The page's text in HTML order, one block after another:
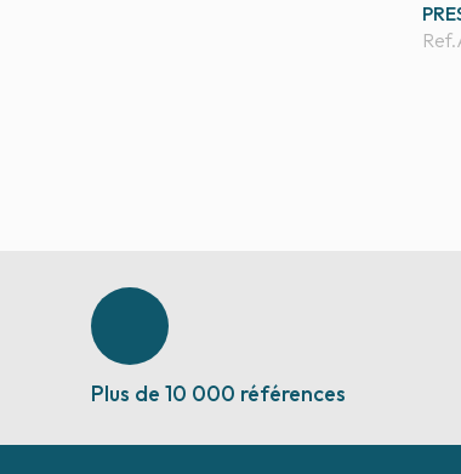
Ref.
Plus de 10 000 références